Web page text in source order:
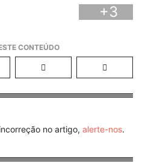
+3
no artigo, alerte-nos.